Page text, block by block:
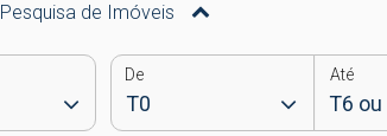
Pesquisa de Imóveis
De Até